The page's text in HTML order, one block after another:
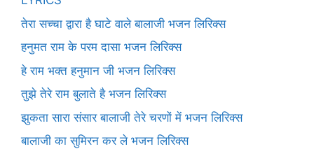
तेरा सच्चा द्वारा है घाटे वाले बालाजी भजन लिरिक्स
हनुमत राम के परम दासा भजन लिरिक्स
हे राम भक्त हनुमान जी भजन लिरिक्स
तुझे तेरे राम बुलाते है भजन लिरिक्स
झुकता सारा संसार बालाजी तेरे चरणों में भजन लिरिक्स
बालाजी का सुमिरन कर ले भजन लिरिक्स